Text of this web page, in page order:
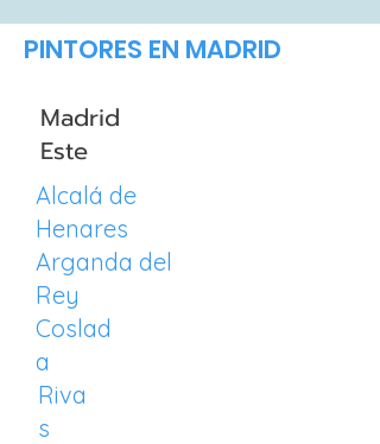
PINTORES EN MADRID
Madrid
Este
Alcalá de
Henares
Arganda del
Rey
Coslad
a
Riva
s